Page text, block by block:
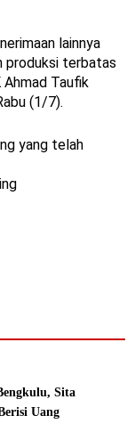
lainnya
produksi terbatas
Taufik
(1/7).
yang telah
Sita
Uang